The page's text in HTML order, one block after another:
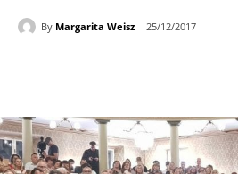
By Margarita Weisz 25/12/2017